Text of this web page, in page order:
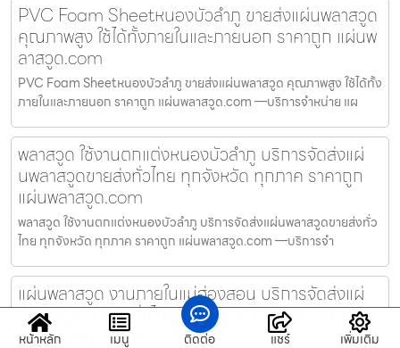
PVC Foam Sheetหนองบัวลำภู ขายส่งแผ่นพลาสวูด
คุณภาพสูง ใช้ได้ทั้งภายในและภายนอก ราคาถูก แผ่นพ
ลาสวูด.com
PVC Foam Sheetหนองบัวลำภู ขายส่งแผ่นพลาสวูด คุณภาพสูง ใช้ได้ทั้ง
ภายในและภายนอก ราคาถูก แผ่นพลาสวูด.com —บริการจำหน่าย แผ
พลาสวูด ใช้งานตกแต่งหนองบัวลำภู บริการจัดส่งแผ่
นพลาสวูดขายส่งทั่วไทย ทุกจังหวัด ทุกภาค ราคาถูก
แผ่นพลาสวูด.com
พลาสวูด ใช้งานตกแต่งหนองบัวลำภู บริการจัดส่งแผ่นพลาสวูดขายส่งทั่ว
ไทย ทุกจังหวัด ทุกภาค ราคาถูก แผ่นพลาสวูด.com —บริการจำ
แผ่นพลาสวูด งานภายในแม่ฮ่องสอน บริการจัดส่งแผ่
นพลาสวูดขายส่งทั่วไทย ทุกจังหวัด ทุกภาค ราคาถูก
แผ่นพลาสวูด.com
หน้าหลัก เมนู ติดต่อ แชร์ เพิ่มเติม